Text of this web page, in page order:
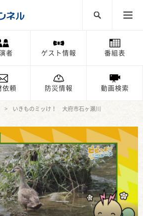
者 ゲスト情報 番組表
依頼 防災情報 動画検索
いきものミッけ！ 大府市石ヶ瀬川